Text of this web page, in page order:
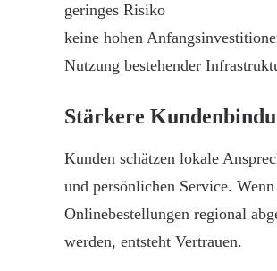
geringes Risiko
keine hohen
Nutzung bestehender
Stärkere
Kunden schätzen lokale
und persönlichen Service. Wenn
Onlinebestellungen regional
werden, entsteht Vertrauen.